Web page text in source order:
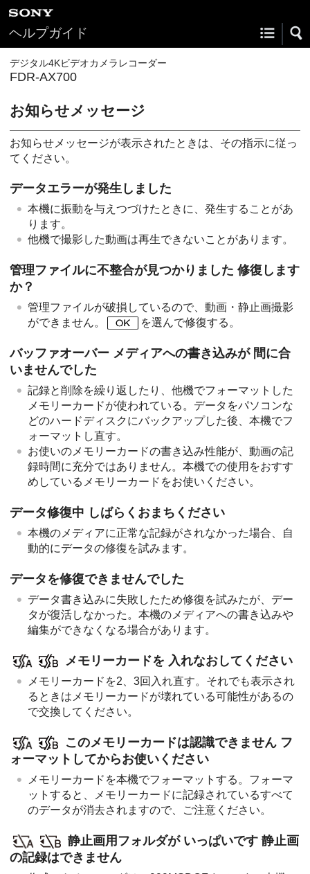
ヘルプガイド
デジタル4Kビデオカメラレコーダー
FDR-AX700
お知らせメッセージ
お知らせメッセージが表示されたときは、その指示に従っ
てください。
データエラーが発生しました
本機に振動を与えつづけたときに、発生することがあ
ります。
他機で撮影した動画は再生できないことがあります。
管理ファイルに不整合が見つかりました 修復します
か？
管理ファイルが破損しているので、動画・静止画撮影
ができません。
を選んで修復する。
バッファオーバー メディアへの書き込みが 間に合
いませんでした
記録と削除を繰り返したり、他機でフォーマットした
メモリーカードが使われている。データをパソコンな
どのハードディスクにバックアップした後、本機でフ
ォーマットし直す。
お使いのメモリーカードの書き込み性能が、動画の記
録時間に充分ではありません。本機での使用をおすす
めしているメモリーカードをお使いください。
データ修復中 しばらくおまちください
本機のメディアに正常な記録がされなかった場合、自
動的にデータの修復を試みます。
データを修復できませんでした
データ書き込みに失敗したため修復を試みたが、デー
タが復活しなかった。本機のメディアへの書き込みや
編集ができなくなる場合があります。
メモリーカードを 入れなおしてください
メモリーカードを2、3回入れ直す。それでも表示され
るときはメモリーカードが壊れている可能性があるの
で交換してください。
このメモリーカードは認識できません フ
ォーマットしてからお使いください
メモリーカードを本機でフォーマットする。フォーマ
ットすると、メモリーカードに記録されているすべて
のデータが消去されますので、ご注意ください。
静止画用フォルダが いっぱいです 静止画
の記録はできません